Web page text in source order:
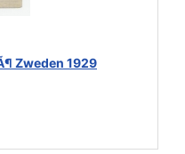
Zweden 1929